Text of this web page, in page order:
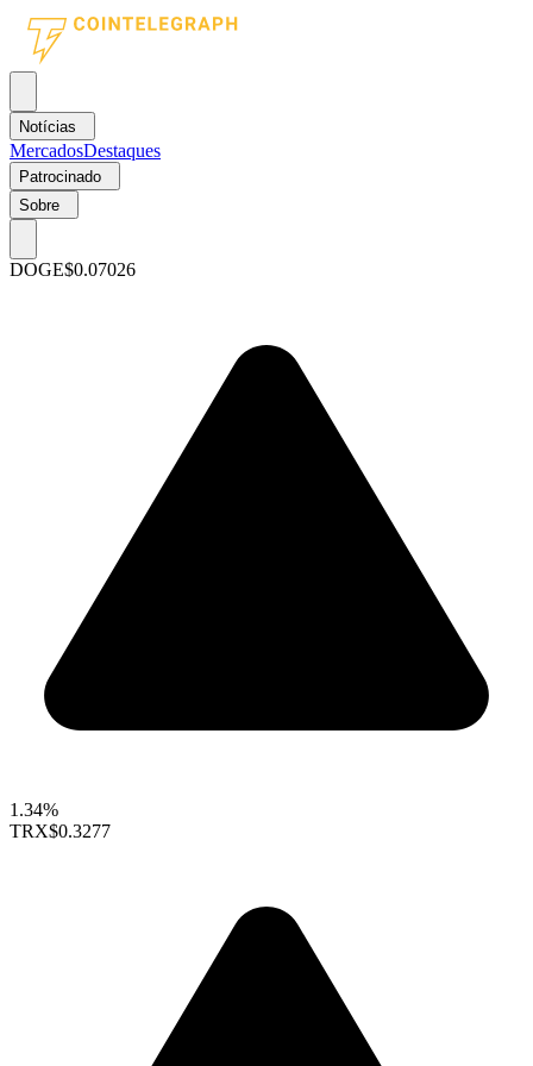
Notícias
MercadosDestaques
Patrocinado
Sobre
DOGE$0.07026
1.34%
TRX$0.3277